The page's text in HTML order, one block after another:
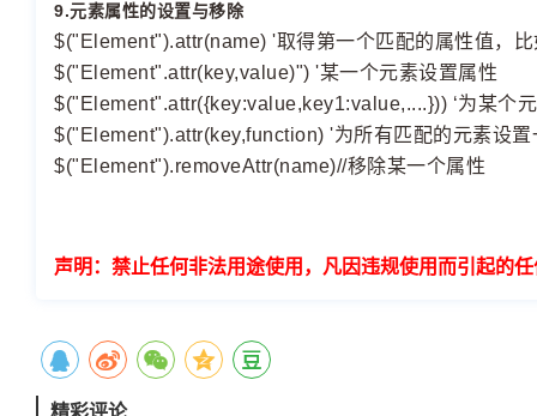
9.元素属性的设置与移除
$("Element").attr(name) '取得第一个匹配的属性值，
$("Element".attr(key,value)") '某一个元素设置属性
$("Element".attr({key:value,key1:value,....})) ‘为某个
$("Element").attr(key,function) '为所有匹配的元素设
$("Element").removeAttr(name)//移除某一个属性
声明：禁止任何非法用途使用，凡因违规使用而引起的
精彩评论